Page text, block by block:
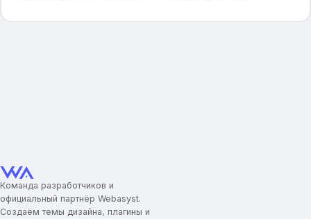
Команда разработчиков и
официальный партнёр Webasyst.
Создаём темы дизайна, плагины и